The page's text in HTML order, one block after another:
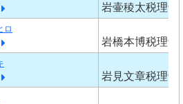
岩壷稜太税理士
ロ
岩橋本博税理士
岩見文章税理士